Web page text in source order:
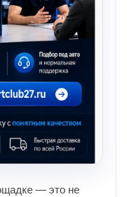
— это не